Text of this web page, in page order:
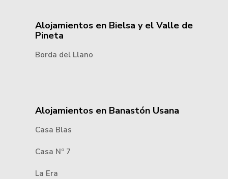
Alojamientos en Bielsa y el Valle de
Pineta
Borda del Llano
Alojamientos en Banastón Usana
Casa Blas
Casa Nº 7
La Era